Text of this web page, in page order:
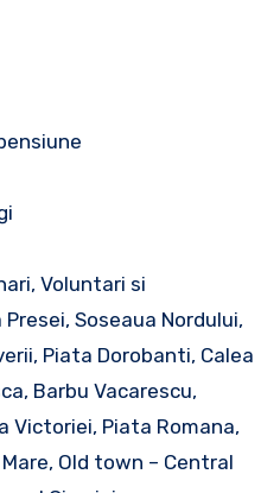
Voluntari si
Soseaua Nordului,
Piata Dorobanti, Calea
Barbu Vacarescu,
Victoriei, Piata Romana,
Old town – Central